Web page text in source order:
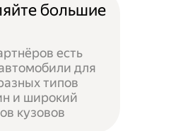
большие
есть
для
типов
и широкий
кузовов